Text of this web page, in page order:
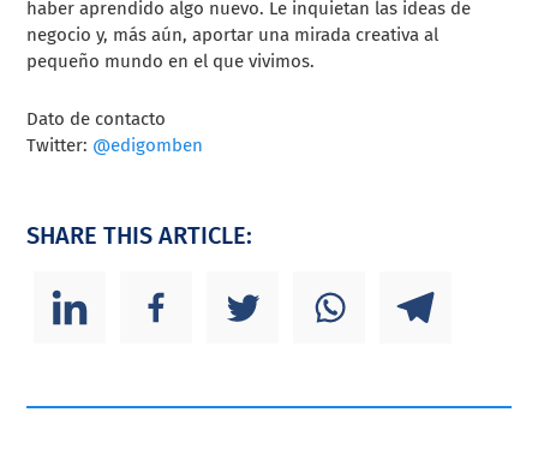
haber aprendido algo nuevo. Le inquietan las ideas de
negocio y, más aún, aportar una mirada creativa al
pequeño mundo en el que vivimos.
Dato de contacto
Twitter: @edigomben
SHARE THIS ARTICLE: